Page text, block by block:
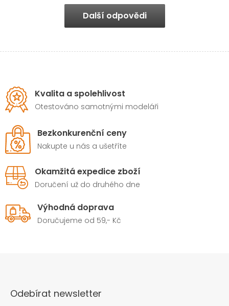
Další odpovědi
Kvalita a spolehlivost
Otestováno samotnými modeláři
Bezkonkurenční ceny
Nakupte u nás a ušetříte
Okamžitá expedice zboží
Doručení už do druhého dne
Výhodná doprava
Doručujeme od 59,- Kč
Odebírat newsletter